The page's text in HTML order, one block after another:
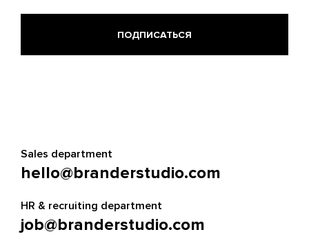
Sales department
hello@branderstudio.com
HR & recruiting department
job@branderstudio.com